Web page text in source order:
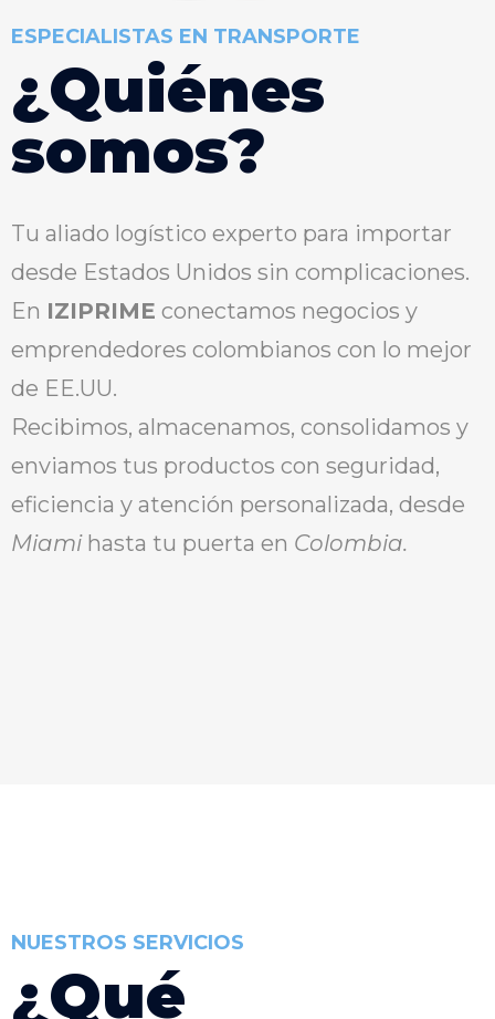
ESPECIALISTAS EN TRANSPORTE
¿Quiénes
somos?
Tu aliado logístico experto para importar
desde Estados Unidos sin complicaciones.
En IZIPRIME conectamos negocios y
emprendedores colombianos con lo mejor
de EE.UU.
Recibimos, almacenamos, consolidamos y
enviamos tus productos con seguridad,
eficiencia y atención personalizada, desde
Miamihasta tu puerta en Colombia.
NUESTROS SERVICIOS
¿Qué